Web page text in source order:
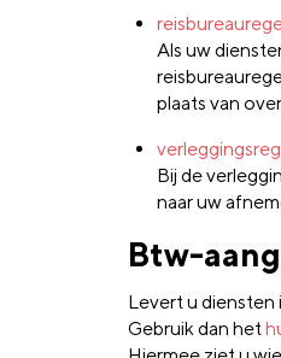
Als uw
plaats van
Bij de
naar uw
Btw-
Levert u
Gebruik dan het